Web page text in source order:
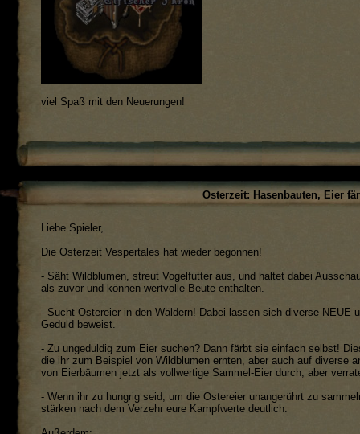
viel Spaß mit den Neuerungen!
Osterzeit: Hasenbauten, Eier
Liebe Spieler,
Die Osterzeit Vespertales hat wieder begonnen!
- Säht Wildblumen, streut Vogelfutter aus, und haltet dabei
als zuvor und können wertvolle Beute enthalten.
- Sucht Ostereier in den Wäldern! Dabei lassen sich diverse NEUE
Geduld beweist.
- Zu ungeduldig zum Eier suchen? Dann färbt sie einfach selbst!
die ihr zum Beispiel von Wildblumen ernten, aber auch auf diverse
von Eierbäumen jetzt als vollwertige Sammel-Eier durch, aber
- Wenn ihr zu hungrig seid, um die Ostereier unangerührt zu
stärken nach dem Verzehr eure Kampfwerte deutlich.